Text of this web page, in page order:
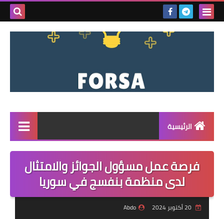
بحث
الرئيسية
القائمة
مناقصات
فرص عمل داخل سوريا
فرصة عمل مسؤول الجوائز والامتثال
لدى منظمة بنفسج في سوريا
20 أكتوبر 2024
Abdo